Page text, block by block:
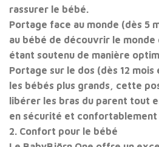
rassurer le bébé.
Portage face au monde (dès 5
au bébé de découvrir le monde
étant soutenu de manière
Portage sur le dos (dès 12
les bébés plus grands, cette
libérer les bras du parent tout
en sécurité et confortablement
2. Confort pour le bébé